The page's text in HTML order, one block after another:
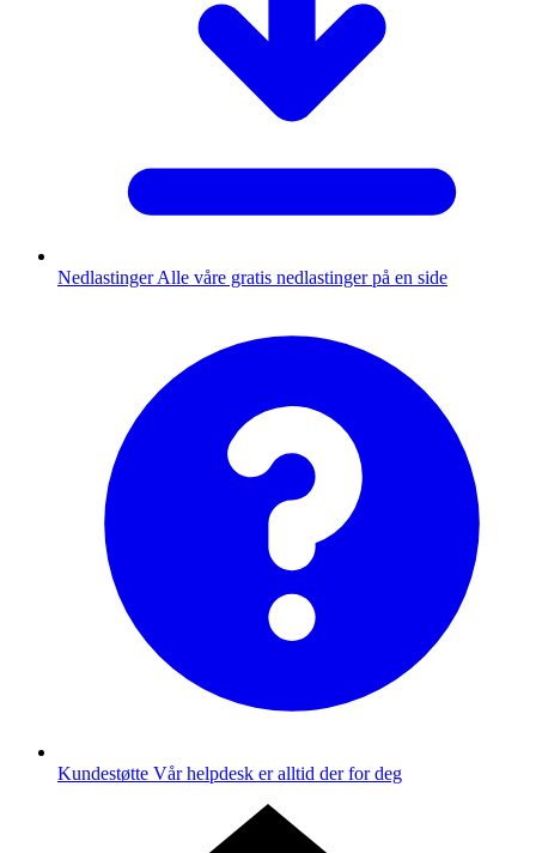
Nedlastinger Alle våre gratis nedlastinger på en side
Kundestøtte Vår helpdesk er alltid der for deg